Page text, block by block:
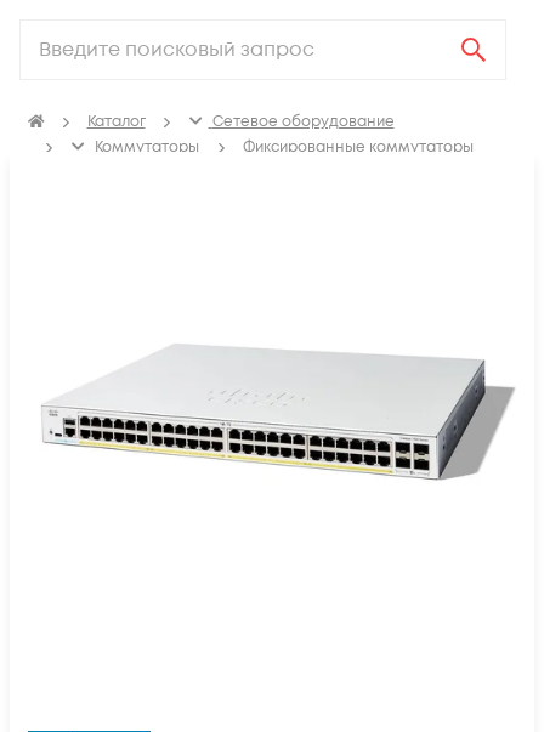
Каталог
Сетевое оборудование
Коммутаторы
Фиксированные коммутаторы